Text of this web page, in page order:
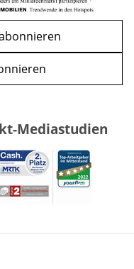
Mediastudien